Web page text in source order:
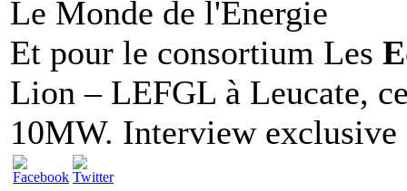
Le Monde de l'Energie
Et pour le consortium Les
Lion – LEFGL à Leucate,
10MW. Interview exclusive